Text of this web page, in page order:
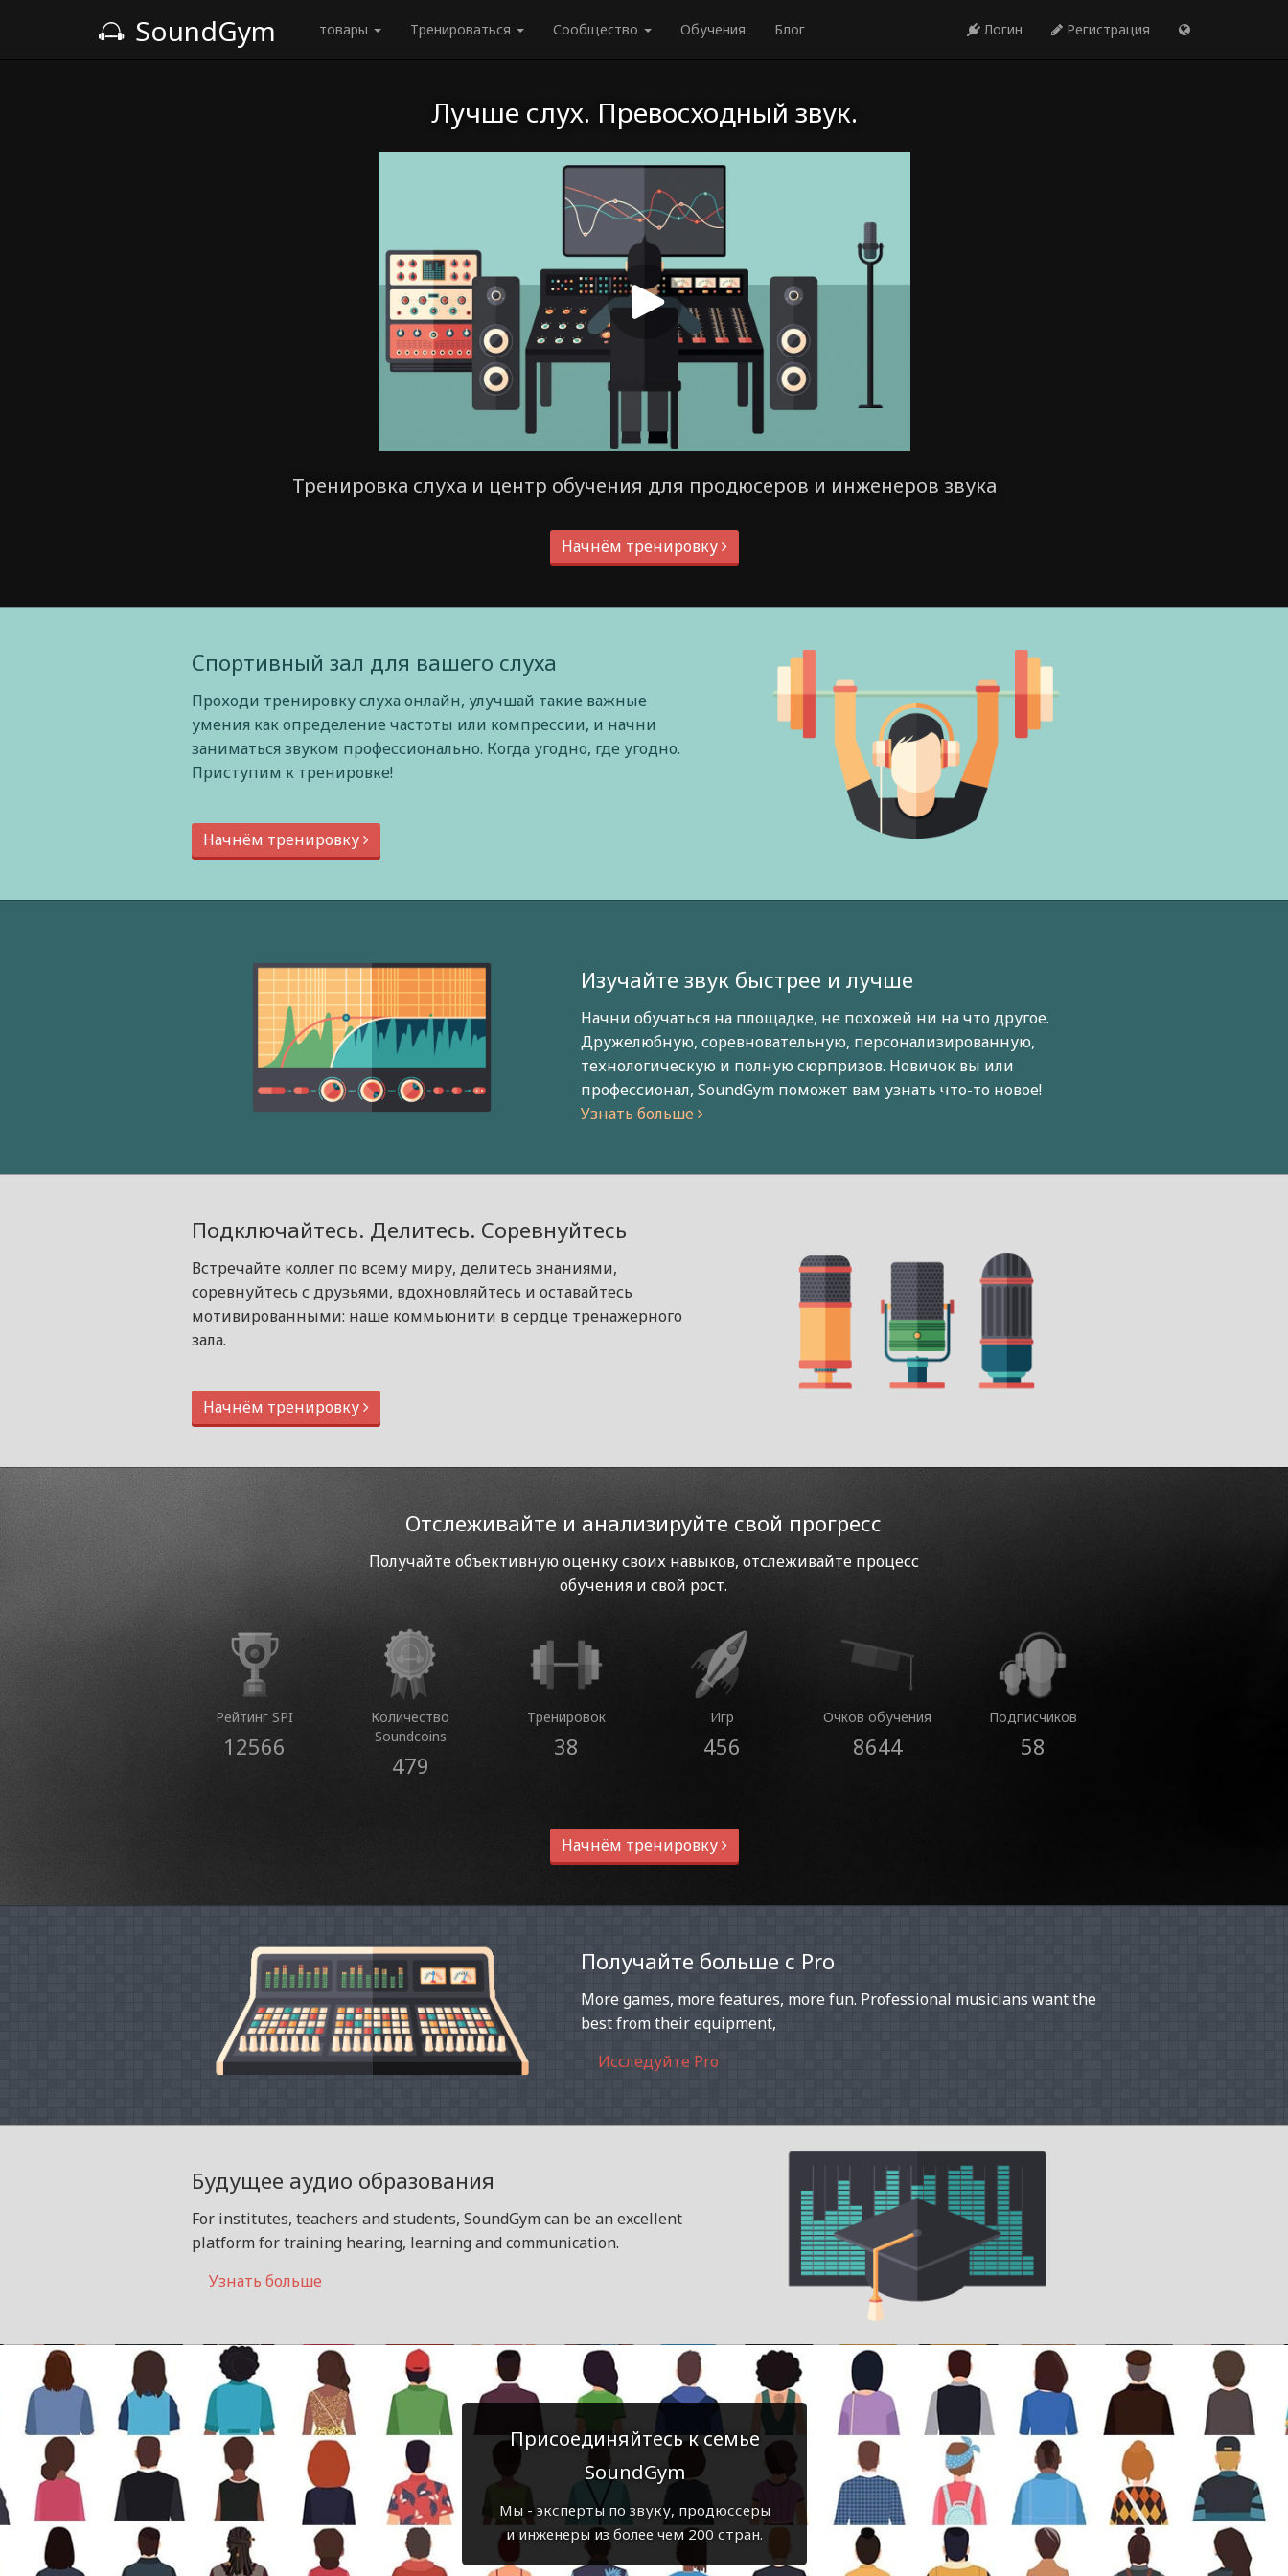
SoundGym товары Тренироваться Сообщество Обучения Блог Логин Регистрация
Лучше слух. Превосходный звук.
Тренировка слуха и центр обучения для продюсеров и инженеров звука
Начнём тренировку
Спортивный зал для вашего слуха
Проходи тренировку слуха онлайн, улучшай такие важные
умения как определение частоты или компрессии, и начни
заниматься звуком профессионально. Когда угодно, где угодно.
Приступим к тренировке!
Начнём тренировку
Изучайте звук быстрее и лучше
Начни обучаться на площадке, не похожей ни на что другое.
Дружелюбную, соревновательную, персонализированную,
технологическую и полную сюрпризов. Новичок вы или
профессионал, SoundGym поможет вам узнать что-то новое!
Узнать больше
Подключайтесь. Делитесь. Соревнуйтесь
Встречайте коллег по всему миру, делитесь знаниями,
соревнуйтесь с друзьями, вдохновляйтесь и оставайтесь
мотивированными: наше коммьюнити в сердце тренажерного
зала.
Начнём тренировку
Отслеживайте и анализируйте свой прогресс
Получайте объективную оценку своих навыков, отслеживайте процесс
обучения и свой рост.
Рейтинг SPI
12566
Количество
Soundcoins
479
Тренировок
38
Игр
456
Очков обучения
8644
Подписчиков
58
Начнём тренировку
Получайте больше с Pro
More games, more features, more fun. Professional musicians want the
best from their equipment,
Исследуйте Pro
Будущее аудио образования
For institutes, teachers and students, SoundGym can be an excellent
platform for training hearing, learning and communication.
Узнать больше
Присоединяйтесь к семье
SoundGym
Мы - эксперты по звуку, продюссеры
и инженеры из более чем 200 стран.